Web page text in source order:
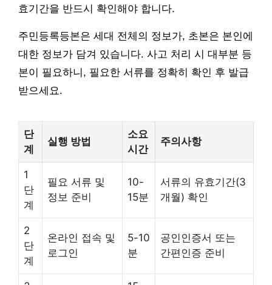
효기간을 반드시 확인해야 합니다.
주민등록등본은 세대 전체의 정보가, 초본은 본인에
대한 정보가 담겨 있습니다. 사고 처리 시 대부분 등
본이 필요하니, 필요한 서류를 정확히 확인 후 발급
받으세요.
단
계
실행 방법
소요
시간
주의사항
1
단
계
필요 서류 및
정보 준비
10-
15분
서류의 유효기간(3
개월) 확인
2
단
계
온라인 접속 및
로그인
5-10
분
공인인증서 또는
간편인증 준비